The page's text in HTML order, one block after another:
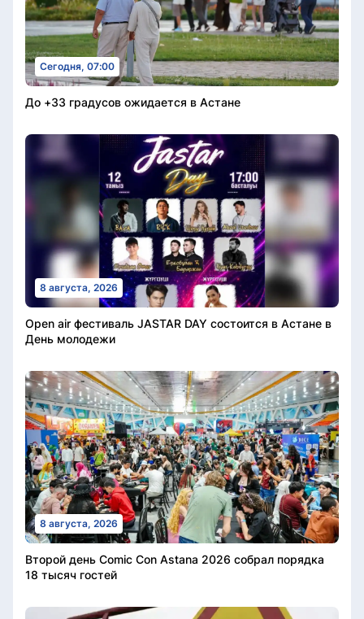
Сегодня, 07:00
До +33 градусов ожидается в Астане
8 августа, 2026
Open air фестиваль JASTAR DAY состоится в Астане в
День молодежи
8 августа, 2026
Второй день Comic Con Astana 2026 собрал порядка
18 тысяч гостей